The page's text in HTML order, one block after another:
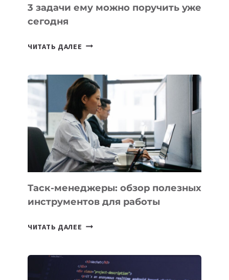
3 задачи ему можно поручить уже
сегодня
ЧИТАТЬ ДАЛЕЕ ИИ-
БИЗНЕСА:
КАКИЕ
3
ЗАДАЧИ
ЕМУ
МОЖНО
ПОРУЧИТЬ
УЖЕ
СЕГОДНЯ
Таск-менеджеры: обзор полезных
инструментов для работы
ЧИТАТЬ ДАЛЕЕ ТАСК-
ПОЛЕЗНЫХ
ИНСТРУМЕНТОВ